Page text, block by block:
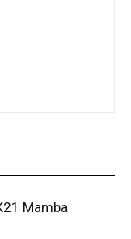
Mamba